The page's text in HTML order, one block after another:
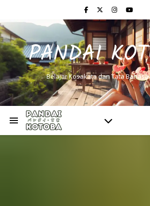
PANDAI
Belajar Kosakata dan Tata Bahasa